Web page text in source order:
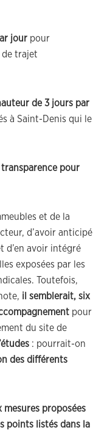
jour pour
de trajet
de 3 jours par
à Saint-Denis qui le
pour
et de la
d’avoir anticipé
d’en avoir intégré
exposées par les
Toutefois,
il semblerait, six
pour
du site de
: pourrait-on
des différents
mesures proposées
points listés dans la